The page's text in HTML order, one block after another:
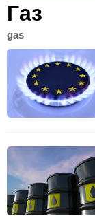
Газ
gas